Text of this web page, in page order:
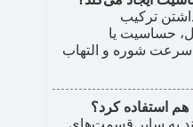
ترکیب
حساسیت یا
شوره و التهاب
هم استفاده کرد؟
به سایر قسمت‌های